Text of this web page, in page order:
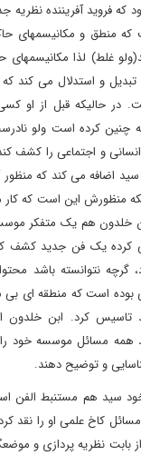
که فروید آفریننده نظریه
منطق و مکانیسمهای
غلط) لذا مکانیسمهای
تبدیل و استدلال می کند
در حالیکه قبل از او
چنین کرده است ولو
و اجتماعی را کشف
سید اضافه می کند که
منظورش این است که کار
خلدون هم یک متفکر
کرده یک فن جدید کشف
گرچه نتوانسته باشد
بوده است که منطقه ای
تاسیس کرد. ابن
همه مسائل موسسه خود
و توضیح دهند.
خود سید هم مستنبط الفن
مسائل کاخ علمی او را نقد
بابت نظریه پردازی و